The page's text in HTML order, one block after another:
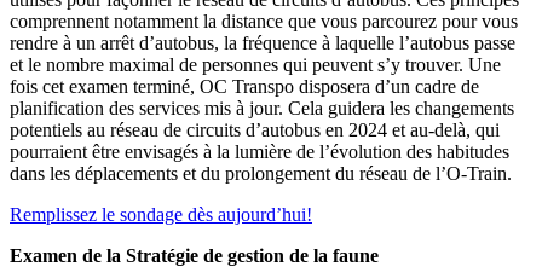
comprennent notamment la distance que vous parcourez pour vous
rendre à un arrêt d’autobus, la fréquence à laquelle l’autobus passe
et le nombre maximal de personnes qui peuvent s’y trouver. Une
fois cet examen terminé, OC Transpo disposera d’un cadre de
planification des services mis à jour. Cela guidera les changements
potentiels au réseau de circuits d’autobus en 2024 et au-delà, qui
pourraient être envisagés à la lumière de l’évolution des habitudes
dans les déplacements et du prolongement du réseau de l’O-Train.
Remplissez le sondage dès aujourd’hui!
Examen de la Stratégie de gestion de la faune